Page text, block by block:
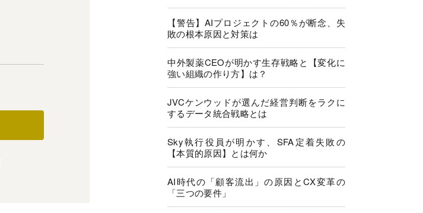
【警告】AIプロジェクトの60％が断念、失
敗の根本原因と対策は
中外製薬CEOが明かす生存戦略と【変化に
強い組織の作り方】は？
JVCケンウッドが選んだ経営判断をラクに
するデータ統合戦略とは
Sky執行役員が明かす、SFA定着失敗の
【本質的原因】とは何か
AI時代の「顧客流出」の原因とCX変革の
「三つの要件」